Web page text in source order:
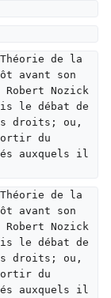
de la
avant son
Nozick
le débat de
droits; ou,
du
auxquels il
de la
avant son
Nozick
le débat de
droits; ou,
du
auxquels il